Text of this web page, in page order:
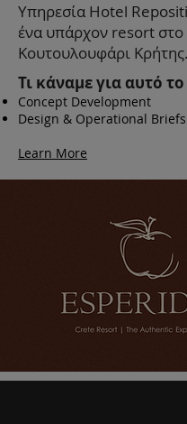
Υπηρεσία Hotel
ένα υπάρχον resort στο
Κουτουλουφάρι Κρήτης.
Τι κάναμε για αυτό
Concept Development
Design & Operational Briefs
Learn More